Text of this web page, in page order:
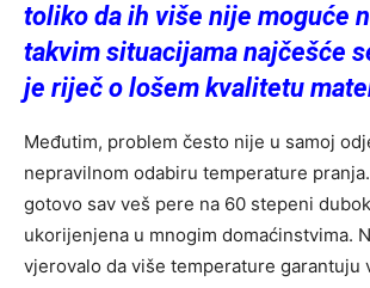
toliko da ih više nije moguće
takvim situacijama najčešće
je riječ o lošem kvalitetu
Međutim, problem često nije u samoj
nepravilnom odabiru temperature
gotovo sav veš pere na 60 stepeni
ukorijenjena u mnogim domaćinstvima.
vjerovalo da više temperature garantuju